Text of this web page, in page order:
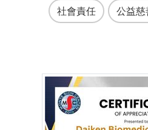
社會責任 公益慈